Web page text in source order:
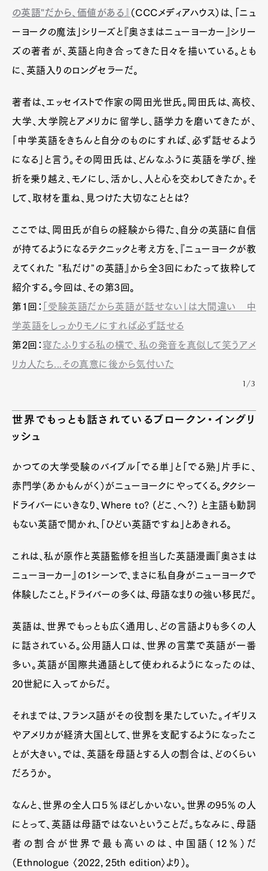
の英語"だから、価値がある』
（CCCメディアハウス）は、「ニュ
ーヨークの魔法」シリーズと『奥さまはニューヨーカー』シリー
ズの著者が、英語と向き合ってきた日々を描いている。とも
に、英語入りのロングセラーだ。
著者は、エッセイストで作家の岡田光世氏。岡田氏は、高校、
大学、大学院とアメリカに留学し、語学力を磨いてきたが、
「中学英語をきちんと自分のものにすれば、必ず話せるよう
になる」と言う。その岡田氏は、どんなふうに英語を学び、挫
折を乗り越え、モノにし、活かし、人と心を交わしてきたか。そ
して、取材を重ね、見つけた大切なこととは？
ここでは、岡田氏が自らの経験から得た、自分の英語に自信
が持てるようになるテクニックと考え方を、『ニューヨークが教
えてくれた "私だけ"の英語』から全3回にわたって抜粋して
紹介する。今回は、その第3回。
第1回：
「受験英語だから英語が話せない」は大間違い 中
学英語をしっかりモノにすれば必ず話せる
第2回： 寝たふりする私の横で、私の発音を真似して笑うアメ
リカ人たち...その真意に後から気付いた
1/3
世界でもっとも話されているブロークン・イングリ
ッシュ
かつての大学受験のバイブル「でる単」と「でる熟」片手に、
赤門学（あかもんがく）がニューヨークにやってくる。タクシー
ドライバーにいきなり、Where to? (どこ、へ？) と主語も動詞
もない英語で聞かれ、「ひどい英語ですね」とあきれる。
これは、私が原作と英語監修を担当した英語漫画『奥さまは
ニューヨーカー』の１シーンで、まさに私自身がニューヨークで
体験したこと。ドライバーの多くは、母語なまりの強い移民だ。
英語は、世界でもっとも広く通用し、どの言語よりも多くの人
に話されている。公用語人口は、世界の言葉で英語が一番
多い。英語が国際共通語として使われるようになったのは、
20世紀に入ってからだ。
それまでは、フランス語がその役割を果たしていた。イギリス
やアメリカが経済大国として、世界を支配するようになったこ
とが大きい。では、英語を母語とする人の割合は、どのくらい
だろうか。
なんと、世界の全人口５％ほどしかいない。世界の95％の人
にとって、英語は母語ではないということだ。ちなみに、母語
者の割合が世界で最も高いのは、中国語（12％）だ
（Ethnologue 〈2022，25th edition〉より）。